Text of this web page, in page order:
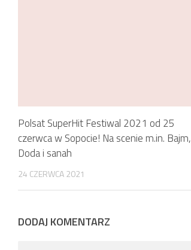
Polsat SuperHit Festiwal 2021 od 25
czerwca w Sopocie! Na scenie m.in. Bajm,
Doda i sanah
24 CZERWCA 2021
DODAJ KOMENTARZ